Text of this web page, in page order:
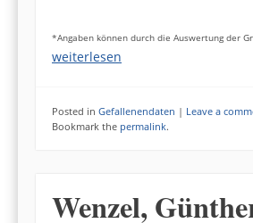
*Angaben können durch die Auswertung der
weiterlesen
Posted in Gefallenendaten | Leave a
Bookmark the permalink.
Wenzel,